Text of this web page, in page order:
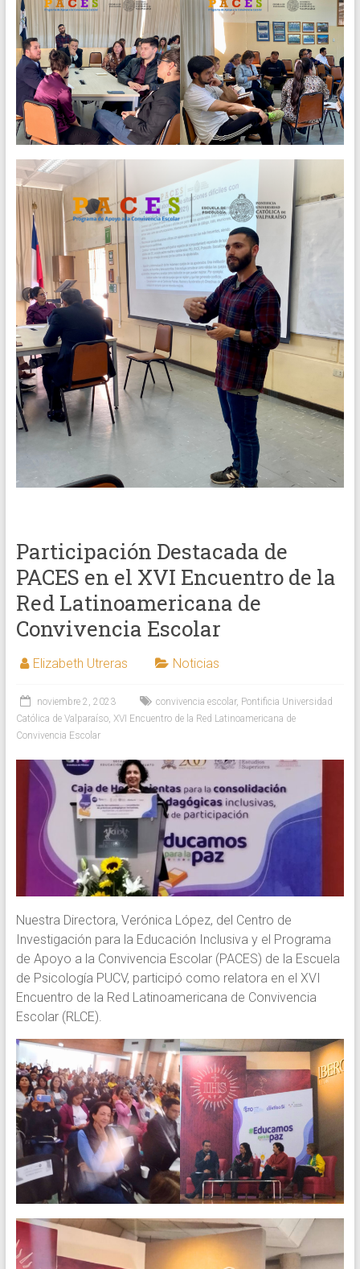
Participación Destacada de
PACES en el XVI Encuentro de la
Red Latinoamericana de
Convivencia Escolar
Elizabeth Utreras Noticias
noviembre 2, 2023 convivencia escolar, Pontificia Universidad
Católica de Valparaíso, XVI Encuentro de la Red Latinoamericana de
Convivencia Escolar
Nuestra Directora, Verónica López, del Centro de
Investigación para la Educación Inclusiva y el Programa
de Apoyo a la Convivencia Escolar (PACES) de la Escuela
de Psicología PUCV, participó como relatora en el XVI
Encuentro de la Red Latinoamericana de Convivencia
Escolar (RLCE).